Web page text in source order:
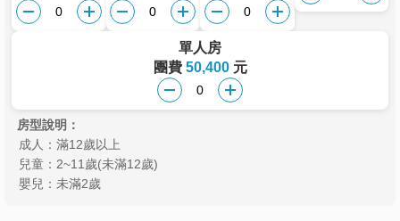
單人房
團費 50,400元
房型說明：
成人：滿12歲以上
兒童：2~11歲(未滿12歲)
嬰兒：未滿2歲